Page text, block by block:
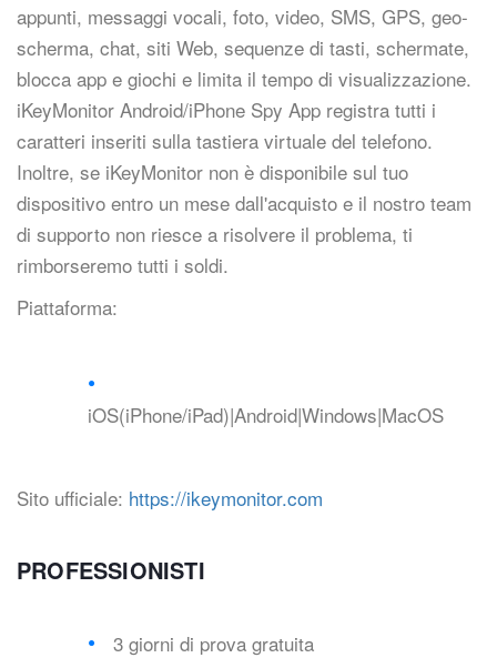
appunti, messaggi vocali, foto, video, SMS, GPS, geo-
scherma, chat, siti Web, sequenze di tasti, schermate,
blocca app e giochi e limita il tempo di visualizzazione.
iKeyMonitor Android/iPhone Spy App registra tutti i
caratteri inseriti sulla tastiera virtuale del telefono.
Inoltre, se iKeyMonitor non è disponibile sul tuo
dispositivo entro un mese dall'acquisto e il nostro team
di supporto non riesce a risolvere il problema, ti
rimborseremo tutti i soldi.
Piattaforma:
iOS(iPhone/iPad)|Android|Windows|MacOS
Sito ufficiale: https://ikeymonitor.com
PROFESSIONISTI
3 giorni di prova gratuita